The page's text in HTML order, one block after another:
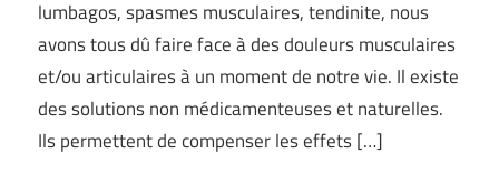
lumbagos, spasmes musculaires, tendinite, nous
avons tous dû faire face à des douleurs musculaires
et/ou articulaires à un moment de notre vie. Il existe
des solutions non médicamenteuses et naturelles.
Ils permettent de compenser les effets […]